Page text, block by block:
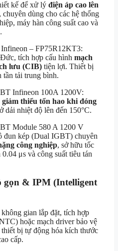
kế để xử lý điện áp cao lên
dùng cho các hệ thống
máy hàn công suất cao và
– FP75R12KT3:
tích hợp cấu hình mạch
lưu (CIB) tiện lợi. Thiết bị
tần tải trung bình.
Infineon 100A 1200V:
giảm thiểu tổn hao khi đóng
dải nhiệt độ lên đến 150°C.
Module 580 A 1200 V
đun kép (Dual IGBT) chuyên
công nghiệp, sở hữu tốc
μs và công suất tiêu tán
gọn & IPM (Intelligent
gian lắp đặt, tích hợp
hoặc mạch driver bảo vệ
bị tự động hóa kích thước
cấp.